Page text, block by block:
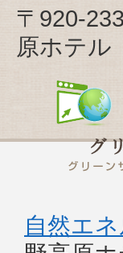
〒920-
原ホテ
自然エ